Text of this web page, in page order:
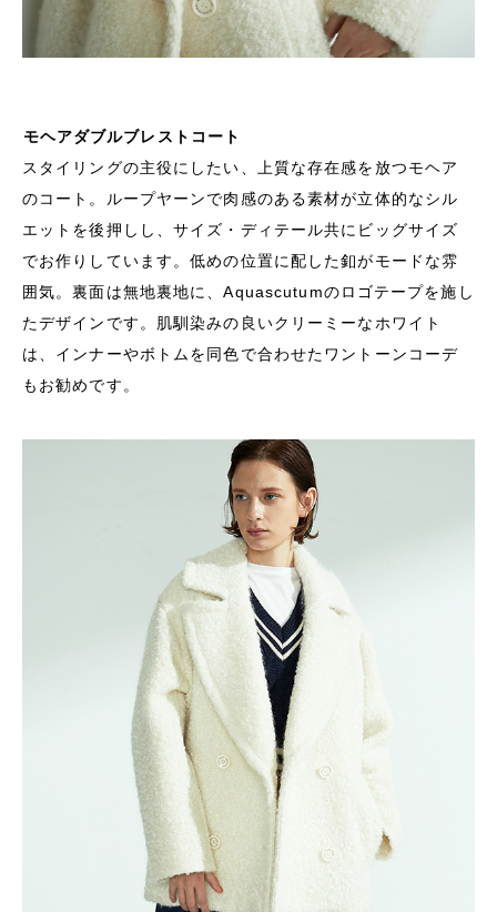
モヘアダブルブレストコート
スタイリングの主役にしたい、上質な存在感を放つモヘア
のコート。ループヤーンで肉感のある素材が立体的なシル
エットを後押しし、サイズ・ディテール共にビッグサイズ
でお作りしています。低めの位置に配した釦がモードな雰
囲気。裏面は無地裏地に、Aquascutumのロゴテープを施し
たデザインです。肌馴染みの良いクリーミーなホワイト
は、インナーやボトムを同色で合わせたワントーンコーデ
もお勧めです。